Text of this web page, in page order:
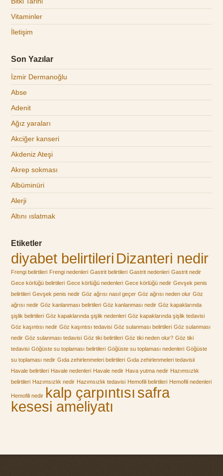
Vitaminler
İletişim
Son Yazılar
İzmir Dermanoğlu
Abse
Adenit
Ağız yaraları
Akciğer kanseri
Akdeniz Ateşi
Akrep sokması
Albüminüri
Alerji
Altını ıslatmak
Etiketler
diyabet belirtileri Dizanteri nedir
Frengi belirtileri Frengi nedenleri Gastrit belirtileri Gastrit nedenleri Gastrit nedir
Gece körlüğü belirtileri Gece körlüğü nedenleri Gece körlüğü nedir Gevşek penis
belirtileri Gevşek penis nedir Göz ağrısı nasıl geçer Göz ağrısı neden olur Göz
ağrısı nedir Göz kanlanması belirtileri Göz kanlanması nedir Göz kapaklarında
şişlik belirtileri Göz kapaklarında şişlik nedenleri Göz kapaklarında şişlik tedavisi
Göz kaşıntısı nedir Göz kaşıntısı tedavisi Göz sulanması belirtileri Göz sulanması
nedir Göz sulanması tedavisi Göz tiki belirtileri Göz tiki neden olur? Göz tiki
tedavisi Göğüste su toplaması belirtileri Göğüste su toplaması nedenleri Göğüste
su toplaması nedir Gıda zehirlenmeleri belirtileri Gıda zehirlenmeleri tedavisii
Havale belirtileri Havale nedenleri Havale nedir Hava yutma nedir Hazımsızlık
belirtileri Hazımsızlık nedir Hazımsızlık tedavisi Hemofili belirtileri Hemofili nedenleri
Hemofili nedir kalp çarpıntısı safra
kesesi ameliyatı